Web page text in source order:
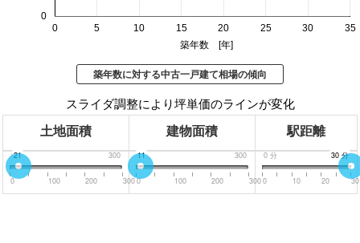
0 5 10 15 20 25 30 35
0
築年数 [年]
築年数に対する中古一戸建て相場の傾向
スライダ調整により坪単価のラインが変化
土地面積 建物面積 駅距離
0 300
21
0 100 200 300
0 300
11
0 100 200 300
0 分 30 分
30 分
0 10 20 30